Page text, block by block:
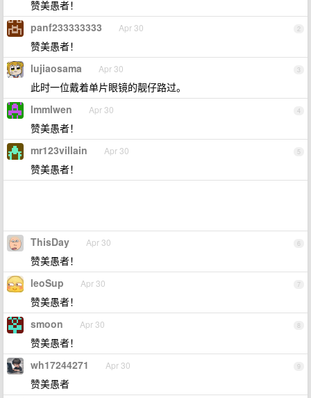
赞美愚者！
2
panf233333333 Apr 30
赞美愚者！
3
lujiaosama Apr 30
此时一位戴着单片眼镜的靓仔路过。
4
lmmlwen Apr 30
赞美愚者！
5
mr123villain Apr 30
赞美愚者！
6
ThisDay Apr 30
赞美愚者！
7
leoSup Apr 30
赞美愚者！
8
smoon Apr 30
赞美愚者！
9
wh17244271 Apr 30
赞美愚者